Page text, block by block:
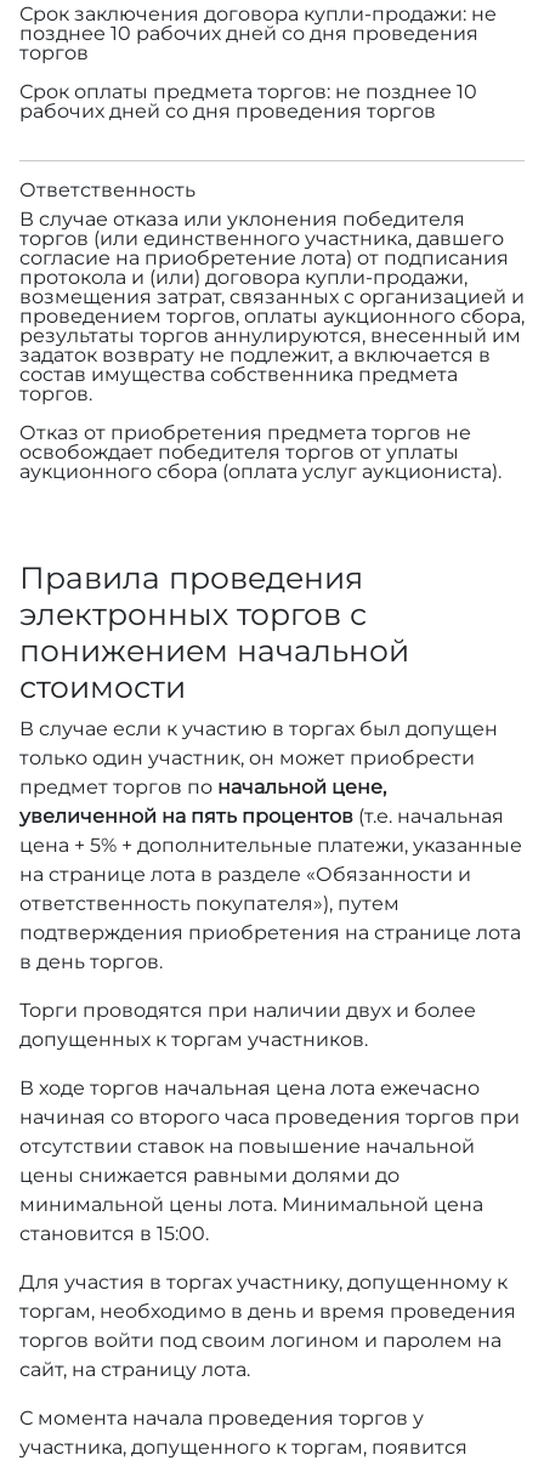
Срок заключения договора купли-продажи: не
позднее 10 рабочих дней со дня проведения
торгов
Срок оплаты предмета торгов: не позднее 10
рабочих дней со дня проведения торгов
Ответственность
В случае отказа или уклонения победителя
торгов (или единственного участника, давшего
согласие на приобретение лота) от подписания
протокола и (или) договора купли-продажи,
возмещения затрат, связанных с организацией и
проведением торгов, оплаты аукционного сбора,
результаты торгов аннулируются, внесенный им
задаток возврату не подлежит, а включается в
состав имущества собственника предмета
торгов.
Отказ от приобретения предмета торгов не
освобождает победителя торгов от уплаты
аукционного сбора (оплата услуг аукциониста).
Правила проведения
электронных торгов с
понижением начальной
стоимости
В случае если к участию в торгах был допущен
только один участник, он может приобрести
предмет торгов по начальной цене,
увеличенной на пять процентов (т.е. начальная
цена + 5% + дополнительные платежи, указанные
на странице лота в разделе «Обязанности и
ответственность покупателя»), путем
подтверждения приобретения на странице лота
в день торгов.
Торги проводятся при наличии двух и более
допущенных к торгам участников.
В ходе торгов начальная цена лота ежечасно
начиная со второго часа проведения торгов при
отсутствии ставок на повышение начальной
цены снижается равными долями до
минимальной цены лота. Минимальной цена
становится в 15:00.
Для участия в торгах участнику, допущенному к
торгам, необходимо в день и время проведения
торгов войти под своим логином и паролем на
сайт, на страницу лота.
С момента начала проведения торгов у
участника, допущенного к торгам, появится